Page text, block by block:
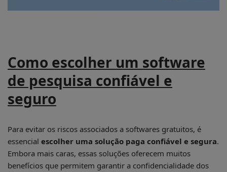
Como escolher um software
de pesquisa confiável e
seguro
Para evitar os riscos associados a softwares gratuitos, é
essencial escolher uma solução paga confiável e segura.
Embora mais caras, essas soluções oferecem muitos
benefícios que permitem garantir a confidencialidade dos